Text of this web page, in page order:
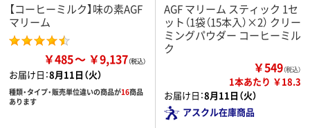
【コーヒーミルク】味の素AGF
マリーム
￥485 ￥9,137
お届け日：8月11日（火）
種類・タイプ・販売単位違いの商品が16商品
あります
AGF マリーム スティック 1セ
ット（1袋（15本入）×2） クリー
ミングパウダー コーヒーミル
ク
￥549（税込）
1本あたり ￥18.3
お届け日：8月11日（火）
アスクル在庫商品